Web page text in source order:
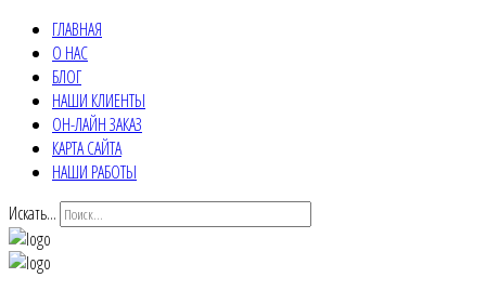
ГЛАВНАЯ
О НАС
БЛОГ
НАШИ КЛИЕНТЫ
ОН-ЛАЙН ЗАКАЗ
КАРТА САЙТА
НАШИ РАБОТЫ
Искать...